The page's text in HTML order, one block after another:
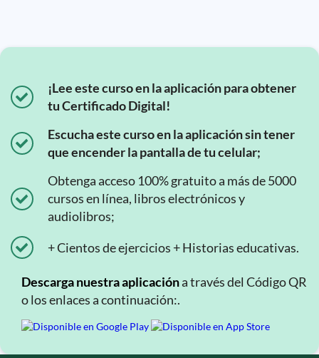
¡Lee este curso en la aplicación para obtener
tu Certificado Digital!
Escucha este curso en la aplicación sin tener
que encender la pantalla de tu celular;
Obtenga acceso 100% gratuito a más de 5000
cursos en línea, libros electrónicos y
audiolibros;
+ Cientos de ejercicios + Historias educativas.
Descarga nuestra aplicacióna través del Código QR
o los enlaces a continuación:.